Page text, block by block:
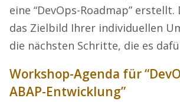
eine “DevOps-Roadmap”
das Zielbild Ihrer individuellen
die nächsten Schritte, die es
Workshop-Agenda für
ABAP-Entwicklung”